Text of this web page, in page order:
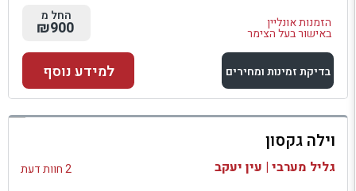
הזמנות אונליין
באישור בעל הצימר
החל מ
₪900
בדיקת זמינות ומחירים
למתחם זה
בדיקת זמינות ומחירים
למידע נוסף
וילה גקסון
גליל מערבי | עין יעקב 2 חוות דעת